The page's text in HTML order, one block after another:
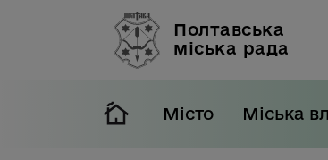
Полтавська
міська рада
Місто Міська